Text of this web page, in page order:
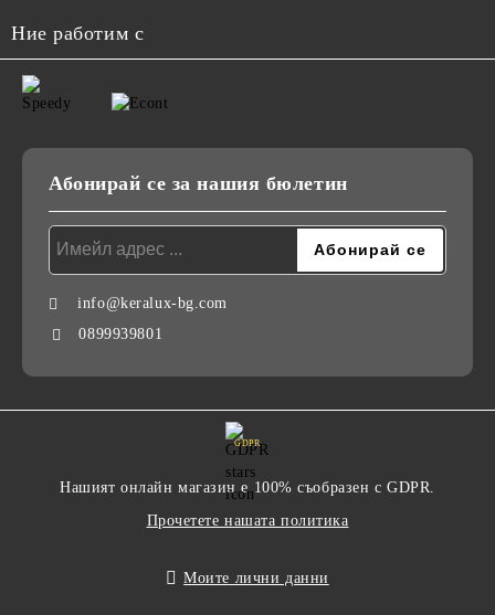
Ние работим с
Абонирай се за нашия бюлетин
info@keralux-bg.com
0899939801
GDPR
Нашият онлайн магазин е 100% съобразен с GDPR.
Прочетете нашата политика
Моите лични данни